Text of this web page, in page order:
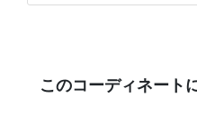
このコーディネート